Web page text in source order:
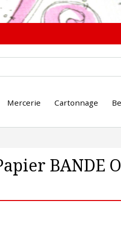
Mercerie Cartonnage
BANDE